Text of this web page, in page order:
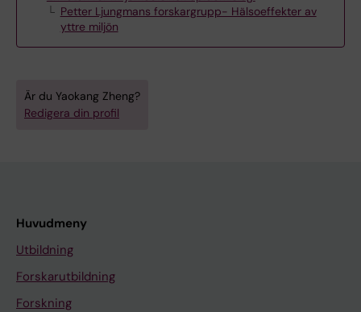
Petter Ljungmans forskargrupp- Hälsoeffekter av
yttre miljön
Är du Yaokang Zheng?
Redigera din profil
Huvudmeny
Utbildning
Forskarutbildning
Forskning